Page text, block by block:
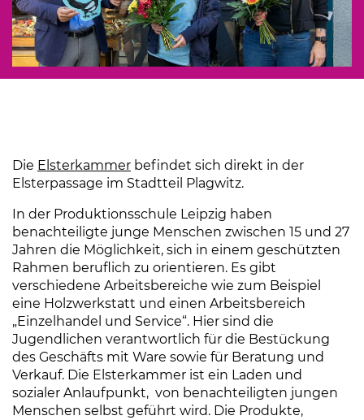
Die Elsterkammer (Link öffnet einen neuen Tab)
befindet sich direkt in der
Elsterpassage im Stadtteil Plagwitz.
In der Produktionsschule Leipzig haben
benachteiligte junge Menschen zwischen 15 und 27
Jahren die Möglichkeit, sich in einem geschützten
Rahmen beruflich zu orientieren. Es gibt
verschiedene Arbeitsbereiche wie zum Beispiel
eine Holzwerkstatt und einen Arbeitsbereich
„Einzelhandel und Service“. Hier sind die
Jugendlichen verantwortlich für die Bestückung
des Geschäfts mit Ware sowie für Beratung und
Verkauf. Die Elsterkammer ist ein Laden und
sozialer Anlaufpunkt, von benachteiligten jungen
Menschen selbst geführt wird. Die Produkte,